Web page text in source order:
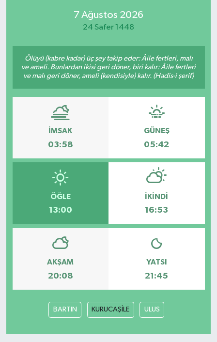
7 Ağustos 2026
24 Safer 1448
Ölüyü (kabre kadar) üç şey takip eder: Âile fertleri, malı
ve ameli. Bunlardan ikisi geri döner, biri kalır: Âile fertleri
ve malı geri döner, ameli (kendisiyle) kalır. (Hadis-i şerif)
İMSAK
03:58
GÜNEŞ
05:42
ÖĞLE
13:00
İKINDI
16:53
AKŞAM
20:08
YATSI
21:45
BARTIN KURUCAŞİLE ULUS